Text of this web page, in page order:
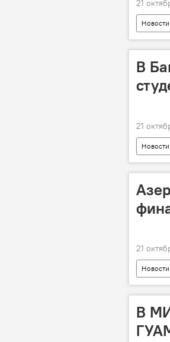
21
Новости
В
21
Новости
21
Новости
В